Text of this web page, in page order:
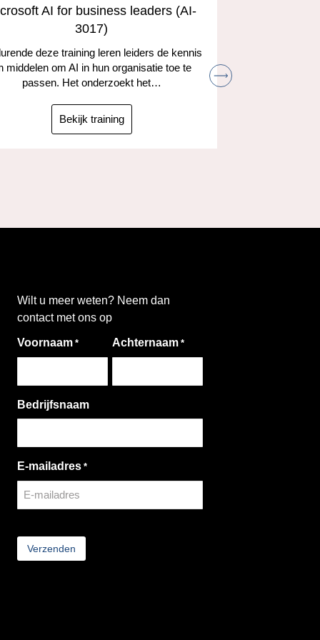
AI for business leaders (AI-
3017)
deze training leren leiders de kennis
middelen om AI in hun organisatie toe te
passen. Het onderzoekt het…
Bekijk training
Wilt u meer weten? Neem dan
contact met ons op
Voornaam * Achternaam *
Bedrijfsnaam
E-mailadres *